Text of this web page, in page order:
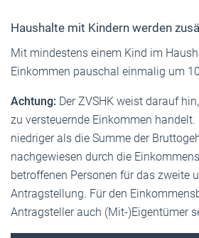
Haushalte mit Kindern werden
Mit mindestens einem Kind im
Einkommen pauschal einmalig um
Achtung: Der ZVSHK weist darauf
zu versteuernde Einkommen handelt.
niedriger als die Summe der
nachgewiesen durch die
betroffenen Personen für das zweite
Antragstellung. Für den
Antragsteller auch (Mit-)Eigentümer